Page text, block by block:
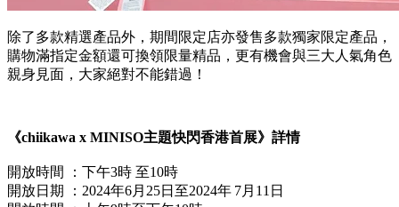
除了多款精選產品外，期間限定店亦發售多款獨家限定產品，
購物滿指定金額還可換領限量精品，更有機會與三大人氣角色
親身見面，大家絕對不能錯過！
《chiikawa x MINISO主題快閃香港首展》詳情
開放時間
：下午3時 至10時
開放日期
：2024年6月25日至2024年 7月11日